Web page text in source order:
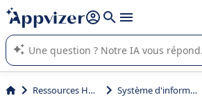
répondre (plusieurs lignes avec
L'IA de Appvizer vous guide dans l'utilisation
logiciel SaaS en entreprise.
Ressources Humaines (RH) Système d'information RH (SIRH)